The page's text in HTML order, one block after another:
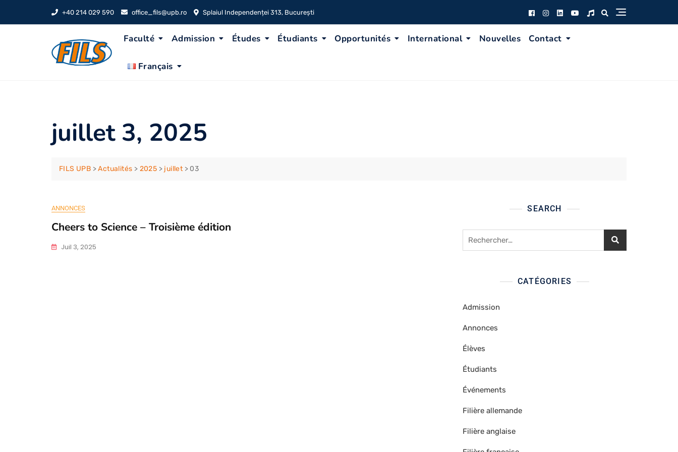
+40 214 029 590 office_fils@upb.ro Splaiul Independenței 313, București
Faculté Admission Études Étudiants Opportunités International Nouvelles Contact
Français
juillet 3, 2025
FILS UPB >Actualités > 2025 > juillet> 03
ANNONCES
Cheers to Science – Troisième édition
Juil 3, 2025
SEARCH
Rechercher :
CATÉGORIES
Admission
Annonces
Élèves
Étudiants
Événements
Filière allemande
Filière anglaise